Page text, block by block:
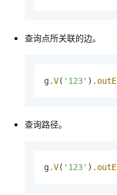
查询点所关联的边。
g.V( '123' ) .outE
查询路径。
g.V( '123' ) .outE